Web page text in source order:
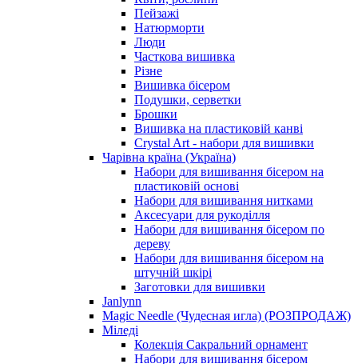
Пейзажі
Натюрморти
Люди
Часткова вишивка
Різне
Вишивка бісером
Подушки, серветки
Брошки
Вишивка на пластиковій канві
Crystal Art - набори для вишивки
Чарівна країна (Україна)
Набори для вишивання бісером на
пластиковій основі
Набори для вишивання нитками
Аксесуари для рукоділля
Набори для вишивання бісером по
дереву
Набори для вишивання бісером на
штучній шкірі
Заготовки для вишивки
Janlynn
Magic Needle (Чудесная игла) (РОЗПРОДАЖ)
Міледі
Колекція Сакральний орнамент
Набори для вишивання бісером